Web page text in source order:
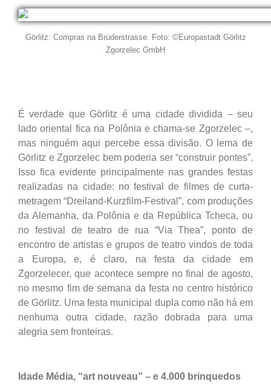
Görlitz: Compras na Brüderstrasse. Foto: ©Europastadt Görlitz
Zgorzelec GmbH
É verdade que Görlitz é uma cidade dividida – seu
lado oriental fica na Polônia e chama-se Zgorzelec –,
mas ninguém aqui percebe essa divisão. O lema de
Görlitz e Zgorzelec bem poderia ser “construir pontes”.
Isso fica evidente principalmente nas grandes festas
realizadas na cidade: no festival de filmes de curta-
metragem “Dreiland-Kurzfilm-Festival”, com produções
da Alemanha, da Polônia e da República Tcheca, ou
no festival de teatro de rua “Via Thea”, ponto de
encontro de artistas e grupos de teatro vindos de toda
a Europa, e, é claro, na festa da cidade em
Zgorzelecer, que acontece sempre no final de agosto,
no mesmo fim de semana da festa no centro histórico
de Görlitz. Uma festa municipal dupla como não há em
nenhuma outra cidade, razão dobrada para uma
alegria sem fronteiras.
Idade Média, “art nouveau” – e 4.000 brinquedos